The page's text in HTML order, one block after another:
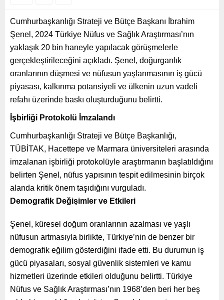
Cumhurbaşkanlığı Strateji ve Bütçe Başkanı İbrahim
Şenel, 2024 Türkiye Nüfus ve Sağlık Araştırması’nın
yaklaşık 20 bin haneyle yapılacak görüşmelerle
gerçekleştirileceğini açıkladı. Şenel, doğurganlık
oranlarının düşmesi ve nüfusun yaşlanmasının iş gücü
piyasası, kalkınma potansiyeli ve ülkenin uzun vadeli
refahı üzerinde baskı oluşturduğunu belirtti.
İşbirliği Protokolü İmzalandı
Cumhurbaşkanlığı Strateji ve Bütçe Başkanlığı,
TÜBİTAK, Hacettepe ve Marmara üniversiteleri arasında
imzalanan işbirliği protokolüyle araştırmanın başlatıldığını
belirten Şenel, nüfus yapısının tespit edilmesinin birçok
alanda kritik önem taşıdığını vurguladı.
Demografik Değişimler ve Etkileri
Şenel, küresel doğum oranlarının azalması ve yaşlı
nüfusun artmasıyla birlikte, Türkiye’nin de benzer bir
demografik eğilim gösterdiğini ifade etti. Bu durumun iş
gücü piyasaları, sosyal güvenlik sistemleri ve kamu
hizmetleri üzerinde etkileri olduğunu belirtti. Türkiye
Nüfus ve Sağlık Araştırması’nın 1968’den beri her beş